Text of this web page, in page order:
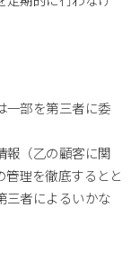
一部を第三者に委
報（乙の顧客に関
理を徹底するとと
三者によるいかな